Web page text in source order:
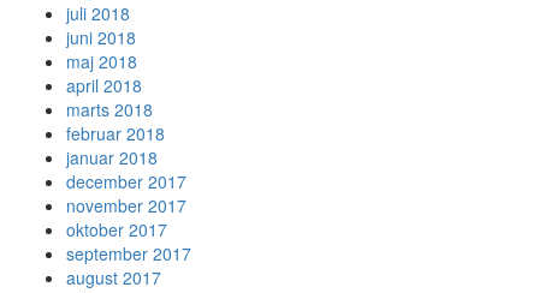
juli 2018
juni 2018
maj 2018
april 2018
marts 2018
februar 2018
januar 2018
december 2017
november 2017
oktober 2017
september 2017
august 2017